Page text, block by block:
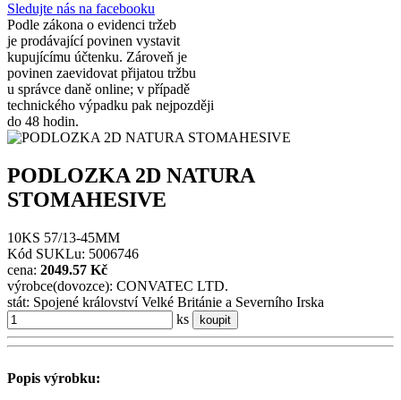
Sledujte nás na facebooku
Podle zákona o evidenci tržeb
je prodávající povinen vystavit
kupujícímu účtenku. Zároveň je
povinen zaevidovat přijatou tržbu
u správce daně online; v případě
technického výpadku pak nejpozději
do 48 hodin.
PODLOZKA 2D NATURA
STOMAHESIVE
10KS 57/13-45MM
Kód SUKLu: 5006746
cena: 2049.57 Kč
výrobce(dovozce): CONVATEC LTD.
stát: Spojené království Velké Británie a Severního Irska
ks
koupit
Popis výrobku: